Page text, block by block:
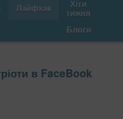
Лайфхак Хіти
тижня
Блоги
в FaceBook